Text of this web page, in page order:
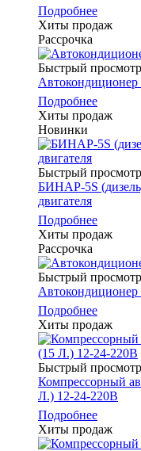
Подробнее
Хиты продаж
Рассрочка
Быстрый просмотр
Подробнее
Хиты продаж
Новинки
Быстрый просмотр
БИНАР-5S
двигателя
Подробнее
Хиты продаж
Рассрочка
Быстрый просмотр
Подробнее
Хиты продаж
Быстрый просмотр
Компрессорный
Л.) 12-24-220В
Подробнее
Хиты продаж